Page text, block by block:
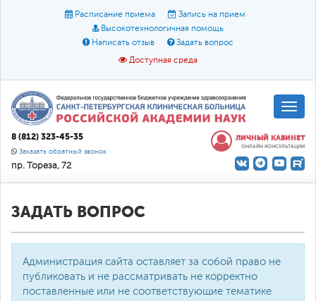
Расписание приема
Запись на прием
Высокотехнологичная помощь
Написать отзыв
Задать вопрос
Доступная среда
Размер шрифта: A A A
Цвет:
О доступной среде
8 (812) 323-45-35
Заказать обратный звонок
пр. Тореза, 72
ЛИЧНЫЙ КАБИНЕТ
ОНЛАЙН КОНСУЛЬТАЦИИ
ЗАДАТЬ ВОПРОС
Администрация сайта оставляет за собой право не
публиковать и не рассматривать не корректно
поставленные или не соответствующие тематике